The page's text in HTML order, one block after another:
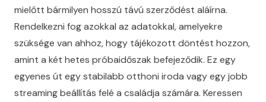
mielőtt bármilyen hosszú távú szerződést aláírna.
Rendelkezni fog azokkal az adatokkal, amelyekre
szüksége van ahhoz, hogy tájékozott döntést hozzon,
amint a két hetes próbaidőszak befejeződik. Ez egy
egyenes út egy stabilabb otthoni iroda vagy egy jobb
streaming beállítás felé a családja számára. Keressen